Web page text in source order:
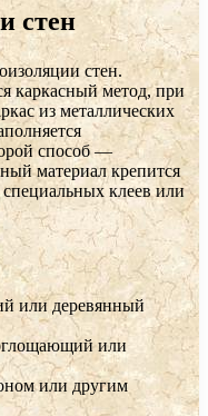
стен
стен.
каркасный метод, при
из металлических
способ —
материал крепится
клеев или
или деревянный
или
или другим